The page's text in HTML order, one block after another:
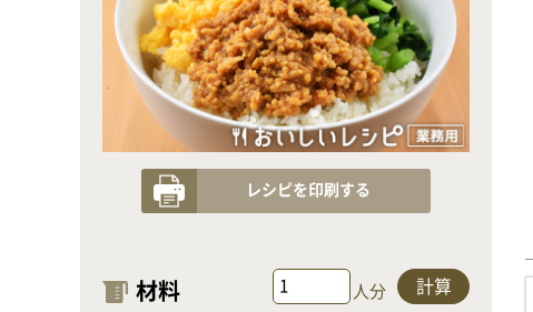
レシピを印刷する
材料 人分 計算